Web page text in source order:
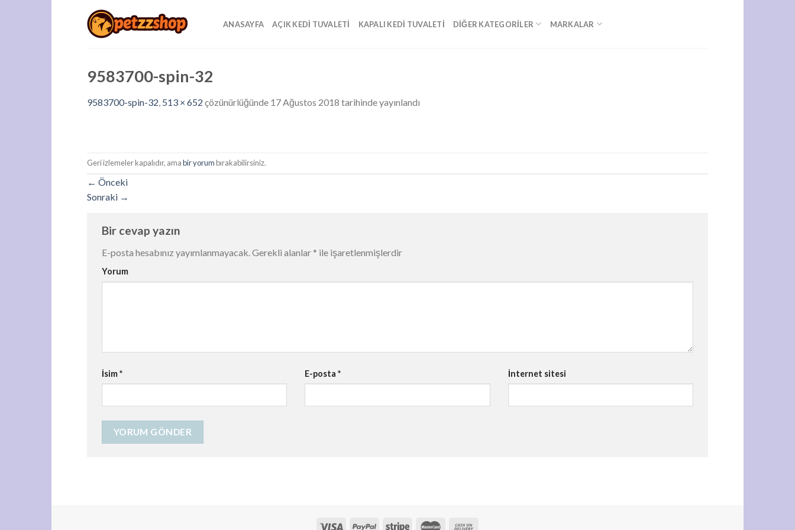
ANASAYFA AÇIK KEDI TUVALETI KAPALI KEDI TUVALETI DIĞER KATEGORILER MARKALAR
9583700-spin-32
9583700-spin-32 513 × 652 çözünürlüğünde 17 Ağustos 2018 tarihinde yayınlandı
Geri izlemeler kapalıdır, amabir yorumbırakabilirsiniz.
← Önceki
Sonraki →
Bir cevap yazın
E-posta hesabınız yayımlanmayacak.Gerekli alanlar * ile işaretlenmişlerdir
Yorum
İsim* E-posta* İnternet sitesi